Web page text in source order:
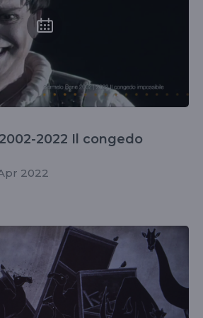
2022 Il congedo
2022